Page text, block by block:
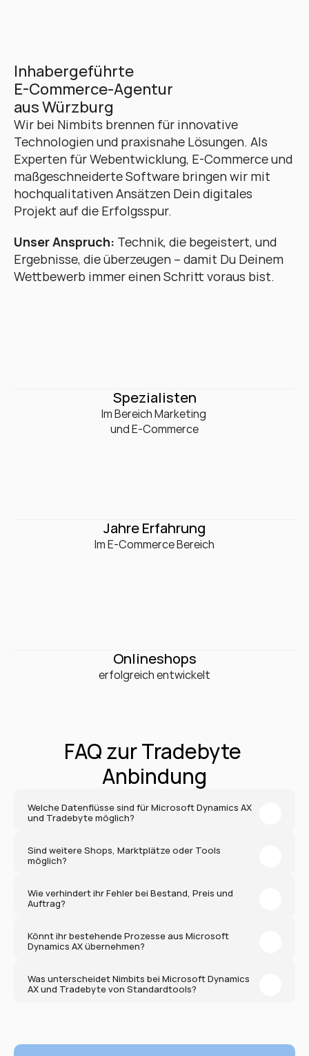
Inhabergeführte
E-Commerce-Agentur
aus Würzburg
Wir bei Nimbits brennen für innovative
Technologien und praxisnahe Lösungen. Als
Experten für Webentwicklung, E-Commerce und
maßgeschneiderte Software bringen wir mit
hochqualitativen Ansätzen Dein digitales
Projekt auf die Erfolgsspur.
Unser Anspruch: Technik, die begeistert, und
Ergebnisse, die überzeugen – damit Du Deinem
Wettbewerb immer einen Schritt voraus bist.
0+
Spezialisten
Im Bereich Marketing
und E-Commerce
0+
Jahre Erfahrung
Im E-Commerce Bereich
0+
Onlineshops
erfolgreich entwickelt
FAQ zur Tradebyte
Anbindung
Welche Datenflüsse sind für Microsoft Dynamics AX
und Tradebyte möglich?
Sind weitere Shops, Marktplätze oder Tools
möglich?
Wie verhindert ihr Fehler bei Bestand, Preis und
Auftrag?
Könnt ihr bestehende Prozesse aus Microsoft
Dynamics AX übernehmen?
Was unterscheidet Nimbits bei Microsoft Dynamics
AX und Tradebyte von Standardtools?